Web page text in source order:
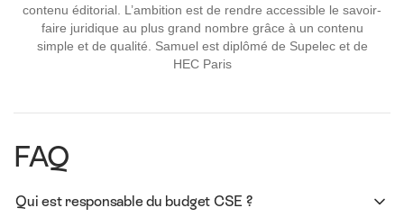
contenu éditorial. L’ambition est de rendre accessible le savoir-
faire juridique au plus grand nombre grâce à un contenu
simple et de qualité. Samuel est diplômé de Supelec et de
HEC Paris
FAQ
Qui est responsable du budget CSE ?